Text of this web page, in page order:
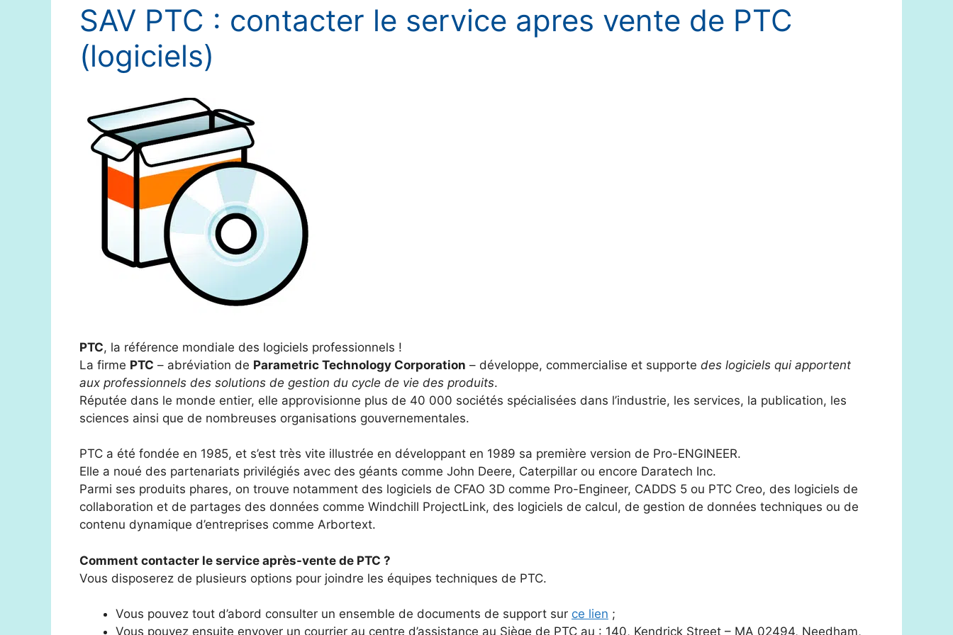
SAV PTC : contacter le service apres vente de PTC
(logiciels)
PTC, la référence mondiale des logiciels professionnels !
La firme PTC – abréviation de Parametric Technology Corporation – développe, commercialise et supporte des logiciels qui apportent
aux professionnels des solutions de gestion du cycle de vie des produits.
Réputée dans le monde entier, elle approvisionne plus de 40 000 sociétés spécialisées dans l’industrie, les services, la publication, les
sciences ainsi que de nombreuses organisations gouvernementales.
PTC a été fondée en 1985, et s’est très vite illustrée en développant en 1989 sa première version de Pro-ENGINEER.
Elle a noué des partenariats privilégiés avec des géants comme John Deere, Caterpillar ou encore Daratech Inc.
Parmi ses produits phares, on trouve notamment des logiciels de CFAO 3D comme Pro-Engineer, CADDS 5 ou PTC Creo, des logiciels de
collaboration et de partages des données comme Windchill ProjectLink, des logiciels de calcul, de gestion de données techniques ou de
contenu dynamique d’entreprises comme Arbortext.
Comment contacter le service après-vente de PTC ?
Vous disposerez de plusieurs options pour joindre les équipes techniques de PTC.
Vous pouvez tout d’abord consulter un ensemble de documents de support sur ce lien ;
Vous pouvez ensuite envoyer un courrier au centre d’assistance au Siège de PTC au : 140, Kendrick Street – MA 02494, Needham,